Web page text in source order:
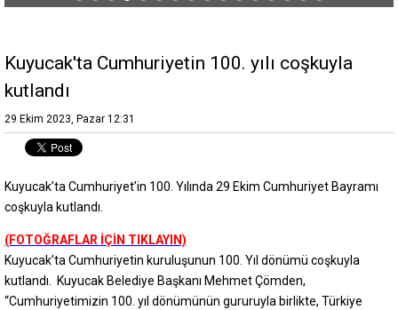
Kuyucak'ta Cumhuriyetin 100. yılı coşkuyla
kutlandı
29 Ekim 2023, Pazar 12:31
Kuyucak’ta Cumhuriyet’in 100. Yılında 29 Ekim Cumhuriyet Bayramı
coşkuyla kutlandı.
(FOTOĞRAFLAR İÇİN TIKLAYIN)
Kuyucak’ta Cumhuriyetin kuruluşunun 100. Yıl dönümü coşkuyla
kutlandı. Kuyucak Belediye Başkanı Mehmet Çömden,
“Cumhuriyetimizin 100. yıl dönümünün gururuyla birlikte, Türkiye